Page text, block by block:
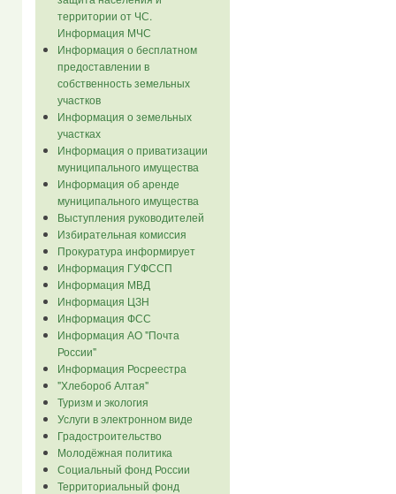
территории от ЧС.
Информация МЧС
Информация о бесплатном
предоставлении в
собственность земельных
участков
Информация о земельных
участках
Информация о приватизации
муниципального имущества
Информация об аренде
муниципального имущества
Выступления руководителей
Избирательная комиссия
Прокуратура информирует
Информация ГУФССП
Информация МВД
Информация ЦЗН
Информация ФСС
Информация АО "Почта
России"
Информация Росреестра
"Хлебороб Алтая"
Туризм и экология
Услуги в электронном виде
Градостроительство
Молодёжная политика
Социальный фонд России
Территориальный фонд